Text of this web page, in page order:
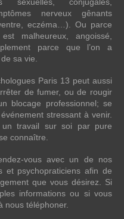
nerveux gênants
eczéma…). Ou parce
malheureux, angoissé,
parce que l’on a
sa vie.
Paris 13 peut aussi
de fumer, ou de rougir
blocage professionnel; se
stressant à venir.
travail sur soi par pure
connaître.
vous avec un de nos
et psychopraticiens afin de
que vous désirez. Si
informations ou si vous
nous téléphoner.